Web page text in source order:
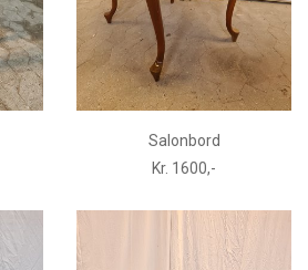
Salonbord
Kr. 1600,-